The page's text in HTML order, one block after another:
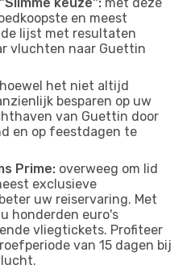
en meest
lijst met resultaten
vluchten naar Guettin
hoewel het niet altijd
besparen op uw
van Guettin door
en op feestdagen te
Prime: overweeg om lid
exclusieve
uw reiservaring. Met
honderden euro's
vliegtickets. Profiteer
van 15 dagen bij